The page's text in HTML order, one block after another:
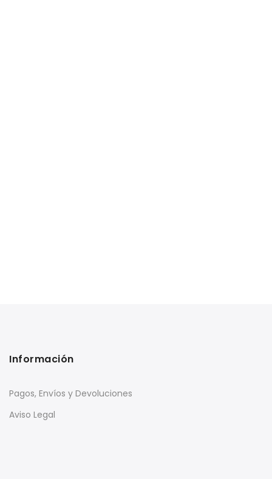
Información
Pagos, Envíos y Devoluciones
Aviso Legal